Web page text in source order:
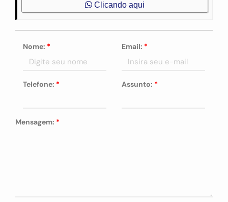
Clicando aqui
Nome: * Email: *
Telefone: * Assunto: *
Mensagem: *